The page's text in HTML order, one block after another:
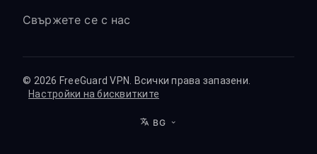
Свържете се с нас
© 2026 FreeGuard VPN. Всички права запазени.
Настройки на бисквитките
BG